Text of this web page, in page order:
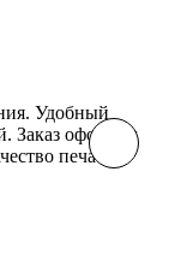
Удобный
Заказ оформил
печати